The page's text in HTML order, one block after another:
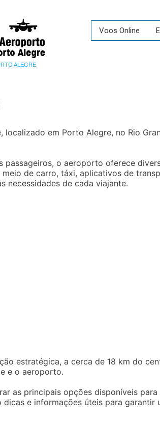
ALEGRE
Voos Online
localizado em Porto Alegre, no Rio
passageiros, o aeroporto oferece
meio de carro, táxi, aplicativos de
necessidades de cada viajante.
estratégica, a cerca de 18 km do
e o aeroporto.
as principais opções disponíveis para
dicas e informações úteis para garantir